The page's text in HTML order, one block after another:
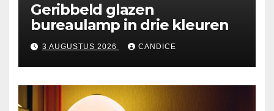
Geribbeld glazen
bureaulamp in drie kleuren
3 AUGUSTUS 2026 CANDICE